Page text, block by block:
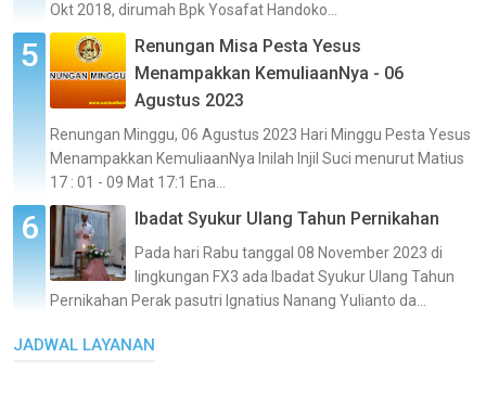
Okt 2018, dirumah Bpk Yosafat Handoko...
Renungan Misa Pesta Yesus
Menampakkan KemuliaanNya - 06
Agustus 2023
Renungan Minggu, 06 Agustus 2023 Hari Minggu Pesta Yesus
Menampakkan KemuliaanNya Inilah Injil Suci menurut Matius
17 : 01 - 09 Mat 17:1 Ena...
Ibadat Syukur Ulang Tahun Pernikahan
Pada hari Rabu tanggal 08 November 2023 di
lingkungan FX3 ada Ibadat Syukur Ulang Tahun
Pernikahan Perak pasutri Ignatius Nanang Yulianto da...
JADWAL LAYANAN